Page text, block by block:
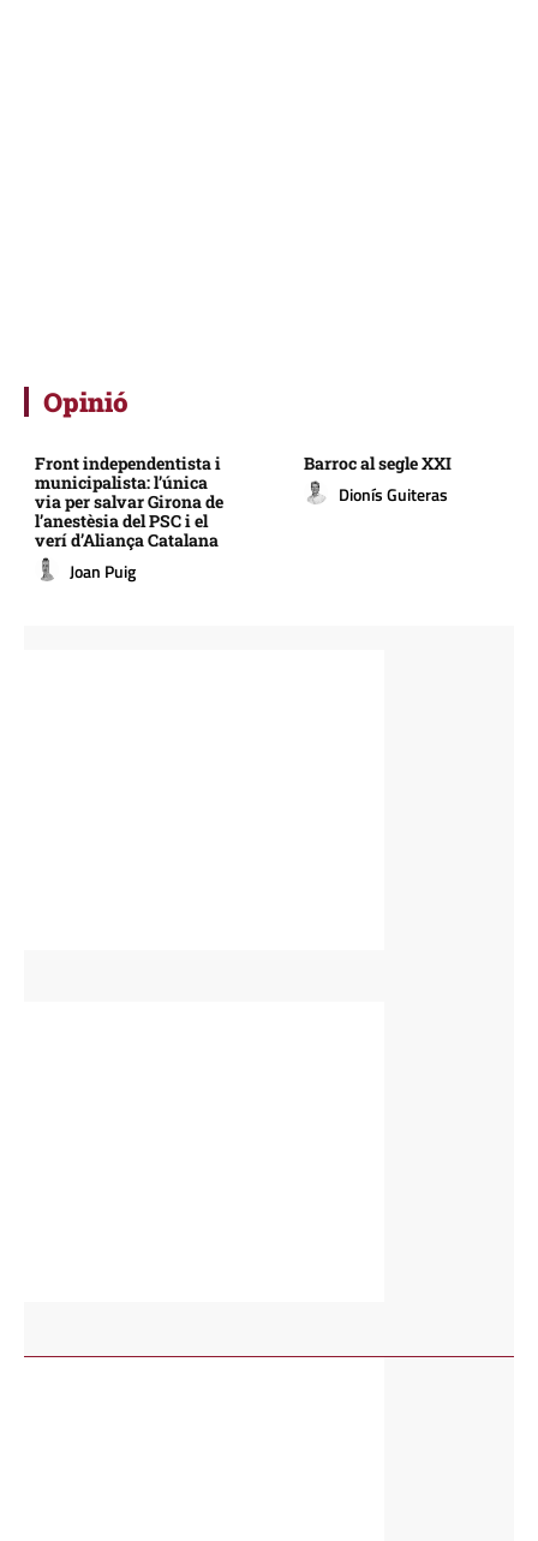
Opinió
Front independentista i
municipalista: l’única
via per salvar Girona de
l’anestèsia del PSC i el
verí d’Aliança Catalana
Joan Puig
Barroc al segle XXI
Dionís Guiteras